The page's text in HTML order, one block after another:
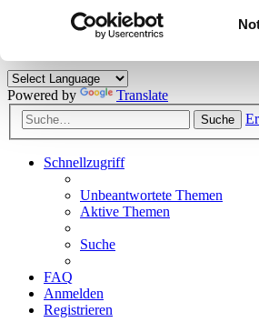
Kunden viele nützliche Hilfestellungen
Powered by Translate
Suche
Schnellzugriff
Unbeantwortete Themen
Aktive Themen
Suche
FAQ
Anmelden
Registrieren